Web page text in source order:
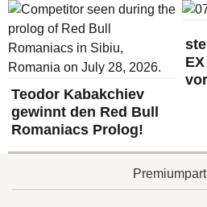
Teodor Kabakchiev
gewinnt den Red Bull
Romaniacs Prolog!